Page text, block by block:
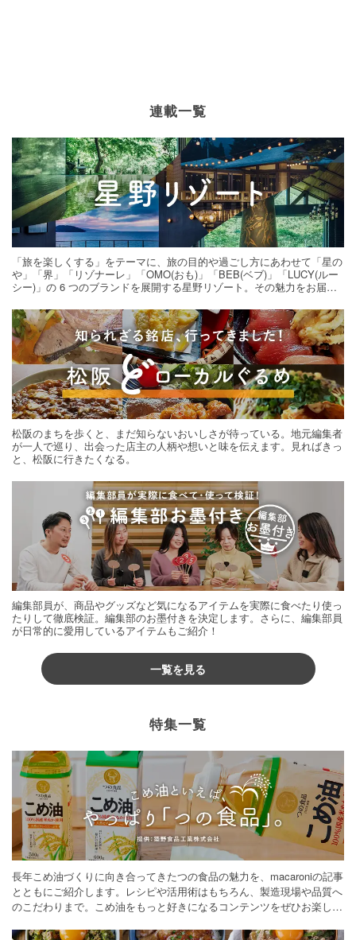
連載一覧
「旅を楽しくする」をテーマに、旅の目的や過ごし方にあわせて「星の
や」「界」「リゾナーレ」「OMO(おも)」「BEB(ベブ)」「LUCY(ルー
シー)」の 6 つのブランドを展開する星野リゾート。その魅力をお届け
松阪のまちを歩くと、まだ知らないおいしさが待っている。地元編集者
が一人で巡り、出会った店主の人柄や想いと味を伝えます。見ればきっ
と、松阪に行きたくなる。
編集部員が、商品やグッズなど気になるアイテムを実際に食べたり使っ
たりして徹底検証。編集部のお墨付きを決定します。さらに、編集部員
が日常的に愛用しているアイテムもご紹介！
一覧を見る
特集一覧
長年こめ油づくりに向き合ってきたつの食品の魅力を、macaroniの記事
とともにご紹介します。レシピや活用術はもちろん、製造現場や品質へ
のこだわりまで。こめ油をもっと好きになるコンテンツをぜひお楽しみ